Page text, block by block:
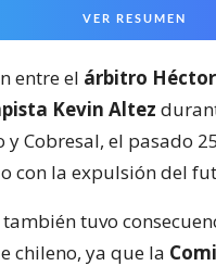
VER RESUMEN
entre el árbitro Héctor
Kevin Altez
y Cobresal, el pasado
con la expulsión del
tuvo
chileno, ya que la